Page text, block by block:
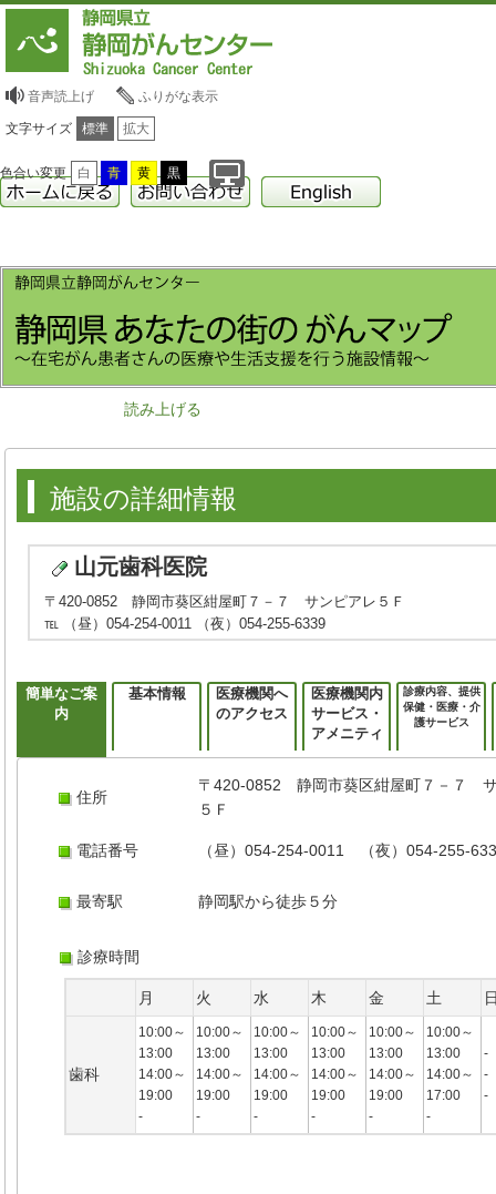
音声読上げ ふりがな表示
文字サイズ 標準 拡大
色合い変更 白 青 黄 黒
読み上げる
施設の詳細情報
山元歯科医院
〒420-0852 静岡市葵区紺屋町７－７ サンピアレ５Ｆ
℡ （昼）054-254-0011 （夜）054-255-6339
簡単なご案
内
基本情報
医療機関へ
のアクセス
医療機関内
サービス・
アメニティ
診療内容、提供
保健・医療・介
護サービス
住所
〒420-0852 静岡市葵区紺屋町７－７
５Ｆ
電話番号 （昼）054-254-0011 （夜）054-255-
最寄駅 静岡駅から徒歩５分
診療時間
月 火 水 木 金 土
歯科
10:00～
13:00
14:00～
19:00
-
10:00～
13:00
14:00～
19:00
-
10:00～
13:00
14:00～
19:00
-
10:00～
13:00
14:00～
19:00
-
10:00～
13:00
14:00～
19:00
-
10:00～
13:00
14:00～
17:00
-
-
-
-